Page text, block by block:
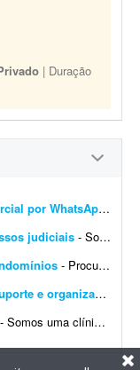
| Duração
Assistente virtual para atendimento comercial por WhatsApp-
judiciais - Sou advogado e tenho uma empresa de cálculos judiciais. Preciso de uma pessoa para digitar os cartões de ponto dos processos judiciais, para que eu possa anexá-los no sistema d...
- Procuro profissional para atuar remotamente com Excel e apoio administrativo condominial, auxiliando nas rotinas de organização, controle de documentos, lançamento e atualiza&c...
Assistente de operações - atendimento, suporte e organização administrativa
- Somos uma clínica de estética especializada em procedimentos faciais e corporais e buscamos um assistente virtual organizado, comunicativo e comprometido para nos ajudar no atendiment...